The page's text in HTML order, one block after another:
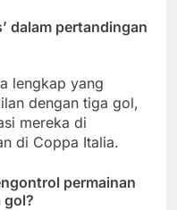
dalam pertandingan
lengkap yang
dengan tiga gol,
mereka di
di Coppa Italia.
permainan
gol?